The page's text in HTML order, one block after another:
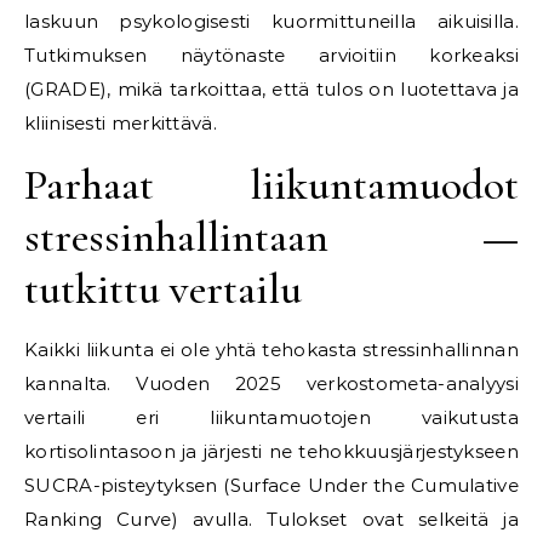
laskuun psykologisesti kuormittuneilla aikuisilla.
Tutkimuksen näytönaste arvioitiin korkeaksi
(GRADE), mikä tarkoittaa, että tulos on luotettava ja
kliinisesti merkittävä.
Parhaat liikuntamuodot
stressinhallintaan —
tutkittu vertailu
Kaikki liikunta ei ole yhtä tehokasta stressinhallinnan
kannalta. Vuoden 2025 verkostometa-analyysi
vertaili eri liikuntamuotojen vaikutusta
kortisolintasoon ja järjesti ne tehokkuusjärjestykseen
SUCRA-pisteytyksen (Surface Under the Cumulative
Ranking Curve) avulla. Tulokset ovat selkeitä ja